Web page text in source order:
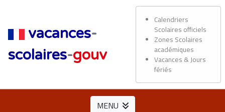
vacances-
scolaires-gouv
Calendriers
Scolaires officiels
Zones Scolaires
académiques
Vacances & Jours
fériés
MENU